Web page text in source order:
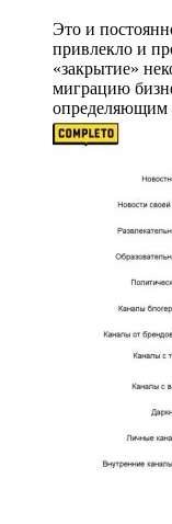
Это и
привлекло и
«закрытие»
миграцию
определяющим